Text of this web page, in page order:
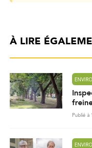
À LIRE
Publié à